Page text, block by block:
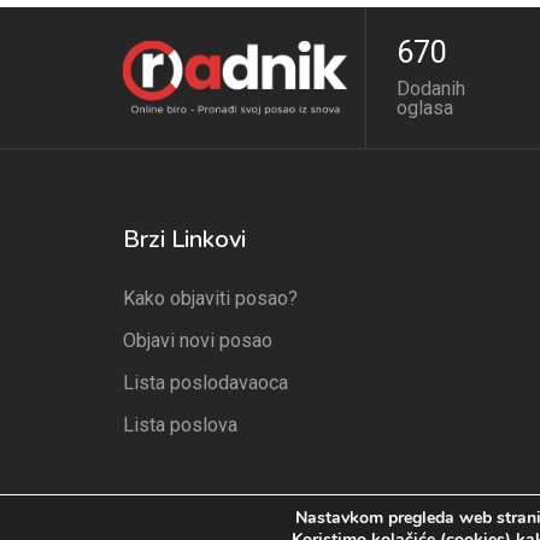
670
Dodanih
oglasa
Brzi Linkovi
Kako objaviti posao?
Objavi novi posao
Lista poslodavaoca
Lista poslova
Nastavkom pregleda web